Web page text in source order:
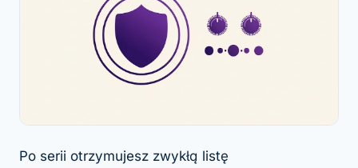
Po serii otrzymujesz zwykłą listę